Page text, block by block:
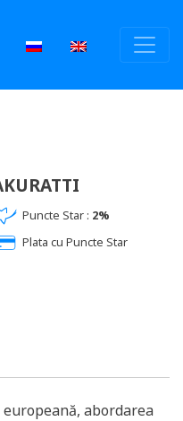
Puncte Star : 2%
Plata cu Puncte Star
abordarea